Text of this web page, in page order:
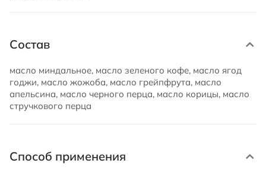
Состав
масло миндальное, масло зеленого кофе, масло ягод
годжи, масло жожоба, масло грейпфрута, масло
апельсина, масло черного перца, масло корицы, масло
стручкового перца
Способ применения